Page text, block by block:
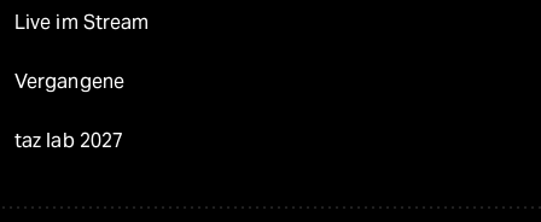
Live im Stream
Vergangene
taz lab 2027